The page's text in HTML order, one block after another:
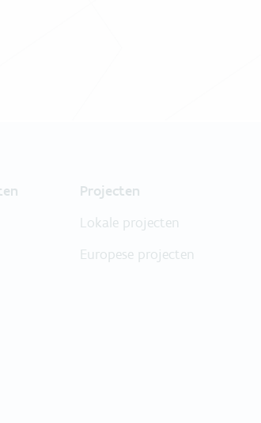
Projecten
Lokale projecten
Europese projecten